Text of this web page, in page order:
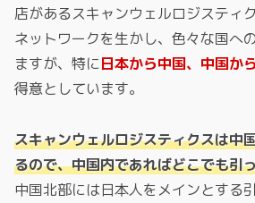
店があるスキャンウェルロジスティ
ネットワークを生かし、色々な国へ
ますが、特に日本から中国、中国か
得意としています。
スキャンウェルロジスティクスは中
るので、中国内であればどこでも引
中国北部には日本人をメインとする